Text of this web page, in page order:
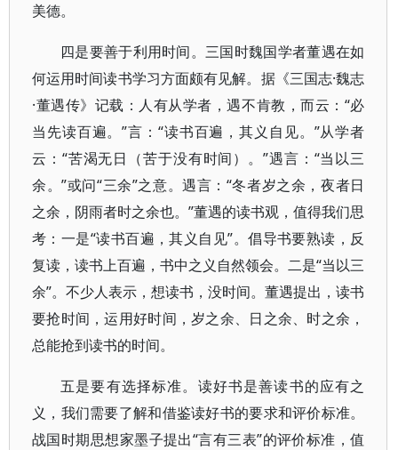
美德。
四是要善于利用时间。三国时魏国学者董遇在如
何运用时间读书学习方面颇有见解。据《三国志·魏志
·董遇传》记载：人有从学者，遇不肯教，而云：“必
当先读百遍。”言：“读书百遍，其义自见。”从学者
云：“苦渴无日（苦于没有时间）。”遇言：“当以三
余。”或问“三余”之意。遇言：“冬者岁之余，夜者日
之余，阴雨者时之余也。”董遇的读书观，值得我们思
考：一是“读书百遍，其义自见”。倡导书要熟读，反
复读，读书上百遍，书中之义自然领会。二是“当以三
余”。不少人表示，想读书，没时间。董遇提出，读书
要抢时间，运用好时间，岁之余、日之余、时之余，
总能抢到读书的时间。
五是要有选择标准。读好书是善读书的应有之
义，我们需要了解和借鉴读好书的要求和评价标准。
战国时期思想家墨子提出“言有三表”的评价标准，值